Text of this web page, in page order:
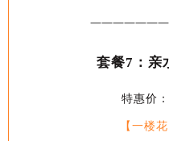
套餐7：亲
特惠价：
【一楼